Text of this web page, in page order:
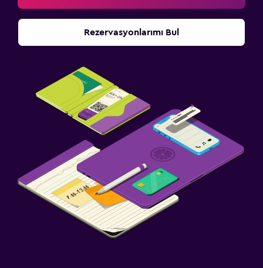
Rezervasyonlarımı Bul